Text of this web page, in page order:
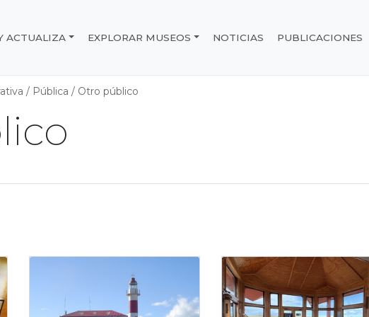
de Chile
ACTUALIZA EXPLORAR MUSEOS NOTICIAS PUBLICACIONES
/ Pública / Otro público